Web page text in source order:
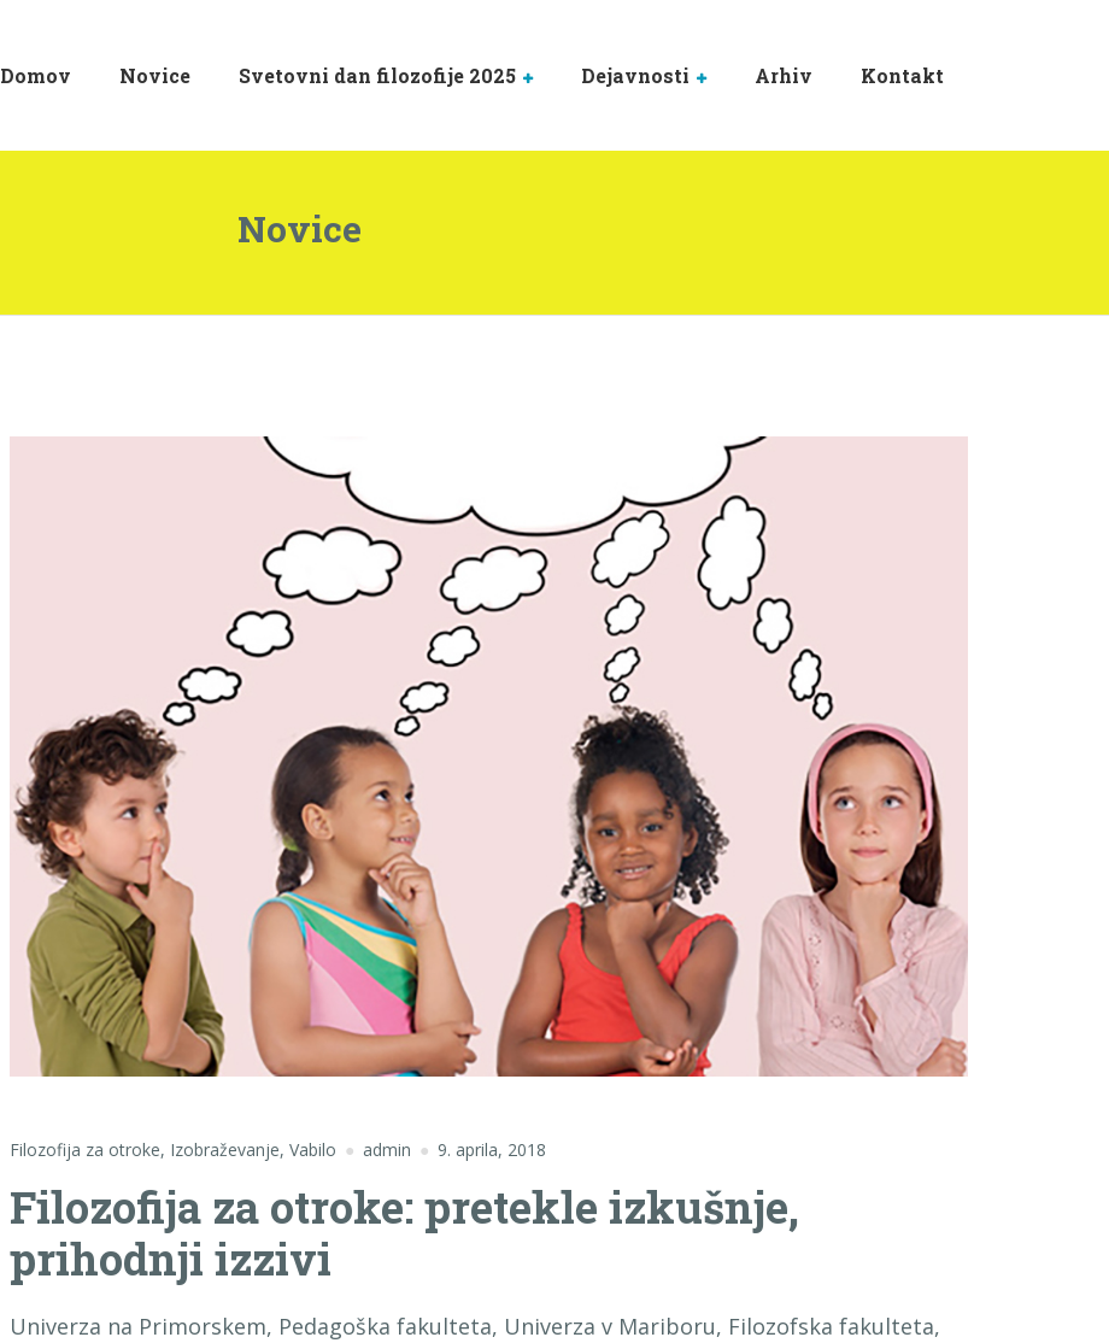
Domov Novice Svetovni dan filozofije 2025 Dejavnosti Arhiv Kontakt
Novice
Filozofija za otroke, Izobraževanje, Vabilo admin 9. aprila, 2018
Filozofija za otroke: pretekle izkušnje,
prihodnji izzivi
Univerza na Primorskem, Pedagoška fakulteta, Univerza v Mariboru, Filozofska fakulteta,